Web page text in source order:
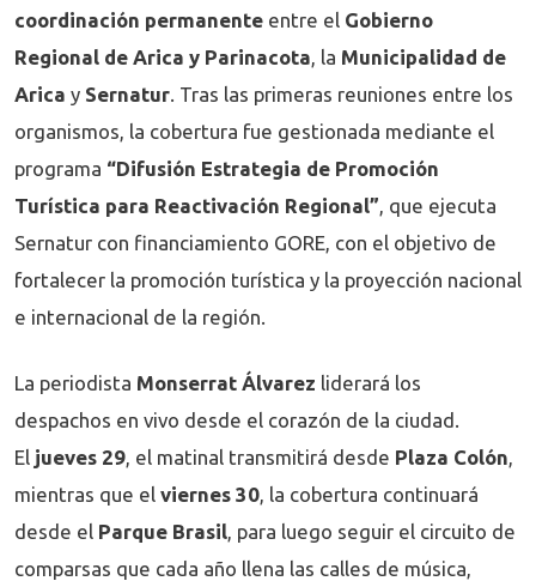
coordinación permanente entre el Gobierno
Regional de Arica y Parinacota, la Municipalidad de
Arica y Sernatur. Tras las primeras reuniones entre los
organismos, la cobertura fue gestionada mediante el
programa “Difusión Estrategia de Promoción
Turística para Reactivación Regional”, que ejecuta
Sernatur con financiamiento GORE, con el objetivo de
fortalecer la promoción turística y la proyección nacional
e internacional de la región.
La periodista Monserrat Álvarez liderará los
despachos en vivo desde el corazón de la ciudad.
El jueves 29 , el matinal transmitirá desde Plaza Colón
mientras que el viernes 30 , la cobertura continuará
desde el Parque Brasil , para luego seguir el circuito de
comparsas que cada año llena las calles de música,